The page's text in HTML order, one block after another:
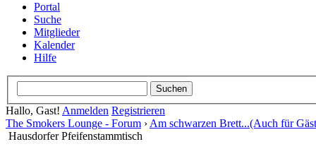
Portal
Suche
Mitglieder
Kalender
Hilfe
Hallo, Gast! Anmelden Registrieren
The Smokers Lounge - Forum › Am schwarzen Brett...(Auch für
Hausdorfer Pfeifenstammtisch